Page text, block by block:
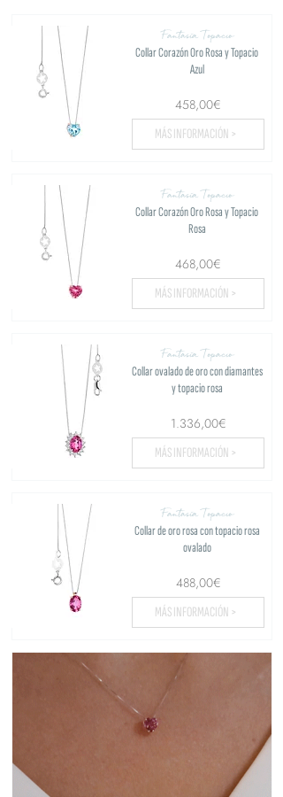
Fantasía Topacio
Collar Corazón Oro Rosa y Topacio
Azul
458,00€
MÁS INFORMACIÓN >
Fantasía Topacio
Collar Corazón Oro Rosa y Topacio
Rosa
468,00€
MÁS INFORMACIÓN >
Fantasía Topacio
Collar ovalado de oro con diamantes
y topacio rosa
1.336,00€
MÁS INFORMACIÓN >
Fantasía Topacio
Collar de oro rosa con topacio rosa
ovalado
488,00€
MÁS INFORMACIÓN >